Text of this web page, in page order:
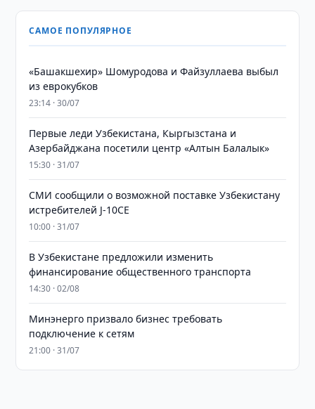
САМОЕ ПОПУЛЯРНОЕ
«Башакшехир» Шомуродова и Файзуллаева выбыл
из еврокубков
23:14 · 30/07
Первые леди Узбекистана, Кыргызстана и
Азербайджана посетили центр «Алтын Балалык»
15:30 · 31/07
СМИ сообщили о возможной поставке Узбекистану
истребителей J-10CE
10:00 · 31/07
В Узбекистане предложили изменить
финансирование общественного транспорта
14:30 · 02/08
Минэнерго призвало бизнес требовать
подключение к сетям
21:00 · 31/07